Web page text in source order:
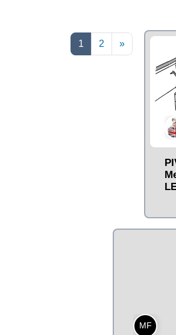
1 Página 1
2Página 2
»Siguiente
MF